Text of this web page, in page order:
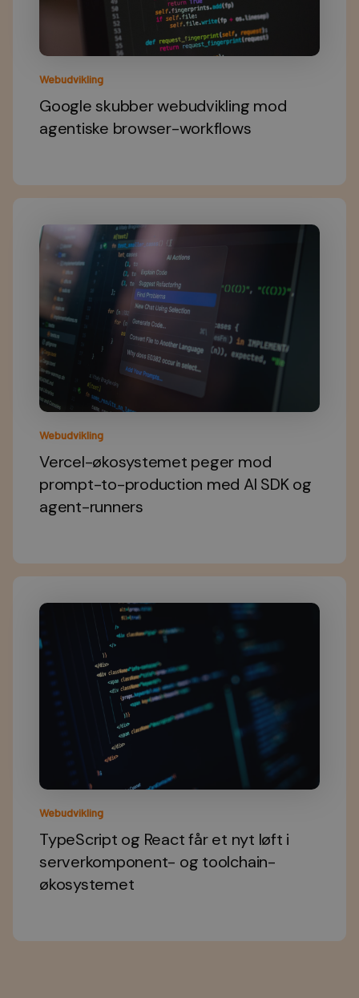
Webudvikling
Google skubber webudvikling mod
agentiske browser-workflows
Webudvikling
Vercel-økosystemet peger mod
prompt-to-production med AI SDK og
agent-runners
Webudvikling
TypeScript og React får et nyt løft i
serverkomponent- og toolchain-
økosystemet